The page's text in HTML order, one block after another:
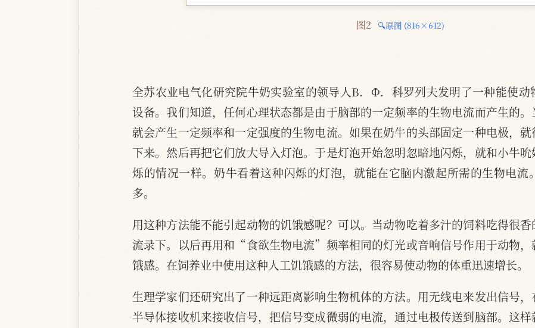
图2 🔍原图 (816×612)
全苏农业电气化研究院牛奶实验室的领导人В．Ф．科罗列夫发明了一种能使动
设备。我们知道，任何心理状态都是由于脑部的一定频率的生物电流而产生的
就会产生一定频率和一定强度的生物电流。如果在奶牛的头部固定一种电极，
下来。然后再把它们放大导入灯泡。于是灯泡开始忽明忽暗地闪烁，就和小牛
烁的情况一样。奶牛看着这种闪烁的灯泡，就能在它脑内激起所需的生物电流
多。
用这种方法能不能引起动物的饥饿感呢？可以。当动物吃着多汁的饲料吃得很
流录下。以后再用和“食欲生物电流”频率相同的灯光或音响信号作用于动物，
饿感。在饲养业中使用这种人工饥饿感的方法，很容易使动物的体重迅速增长。
生理学家们还研究出了一种远距离影响生物机体的方法。用无线电来发出信号
半导体接收机来接收信号，把信号变成微弱的电流，通过电极传送到脑部。这